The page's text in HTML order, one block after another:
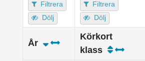
Filtrera
Dölj
Filtrera
Dölj
År
Körkort
klass